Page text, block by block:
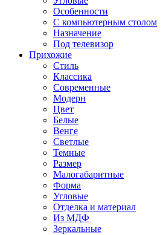
Особенности
С компьютерным столом
Назначение
Под телевизор
Прихожие
Стиль
Классика
Современные
Модерн
Цвет
Белые
Венге
Светлые
Темные
Размер
Малогабаритные
Форма
Угловые
Отделка и материал
Из МДФ
Зеркальные